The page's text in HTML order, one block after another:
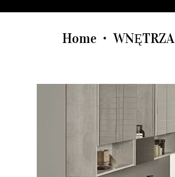
Home • WNĘTRZA